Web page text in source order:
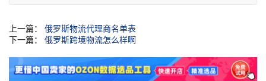
上一篇： 俄罗斯物流代理商名单表
下一篇： 俄罗斯跨境物流怎么样啊